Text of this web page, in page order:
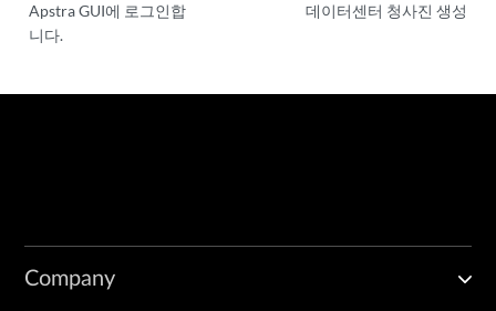
Apstra GUI에 로그인합
니다.
데이터센터 청사진 생성
Company